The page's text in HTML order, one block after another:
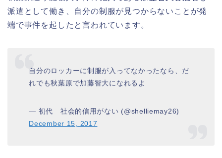
派遣として働き、自分の制服が見つからないことが発
端で事件を起したと言われています。
自分のロッカーに制服が入ってなかったなら、だ
れでも秋葉原で加藤智大になれるよ
— 初代 社会的信用がない (@shelliemay26)
December 15, 2017